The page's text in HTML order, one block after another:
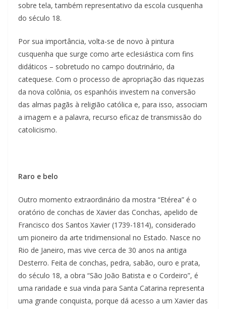
sobre tela, também representativo da escola cusquenha
do século 18.
Por sua importância, volta-se de novo à pintura
cusquenha que surge como arte eclesiástica com fins
didáticos – sobretudo no campo doutrinário, da
catequese. Com o processo de apropriação das riquezas
da nova colônia, os espanhóis investem na conversão
das almas pagãs à religião católica e, para isso, associam
a imagem e a palavra, recurso eficaz de transmissão do
catolicismo.
Raro e belo
Outro momento extraordinário da mostra “Etérea” é o
oratório de conchas de Xavier das Conchas, apelido de
Francisco dos Santos Xavier (1739-1814), considerado
um pioneiro da arte tridimensional no Estado. Nasce no
Rio de Janeiro, mas vive cerca de 30 anos na antiga
Desterro. Feita de conchas, pedra, sabão, ouro e prata,
do século 18, a obra “São João Batista e o Cordeiro”, é
uma raridade e sua vinda para Santa Catarina representa
uma grande conquista, porque dá acesso a um Xavier das